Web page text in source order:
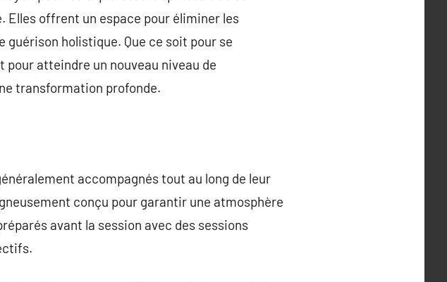
Elles offrent un espace pour éliminer les
holistique. Que ce soit pour se
atteindre un nouveau niveau de
transformation profonde.
accompagnés tout au long de leur
conçu pour garantir une atmosphère
avant la session avec des sessions